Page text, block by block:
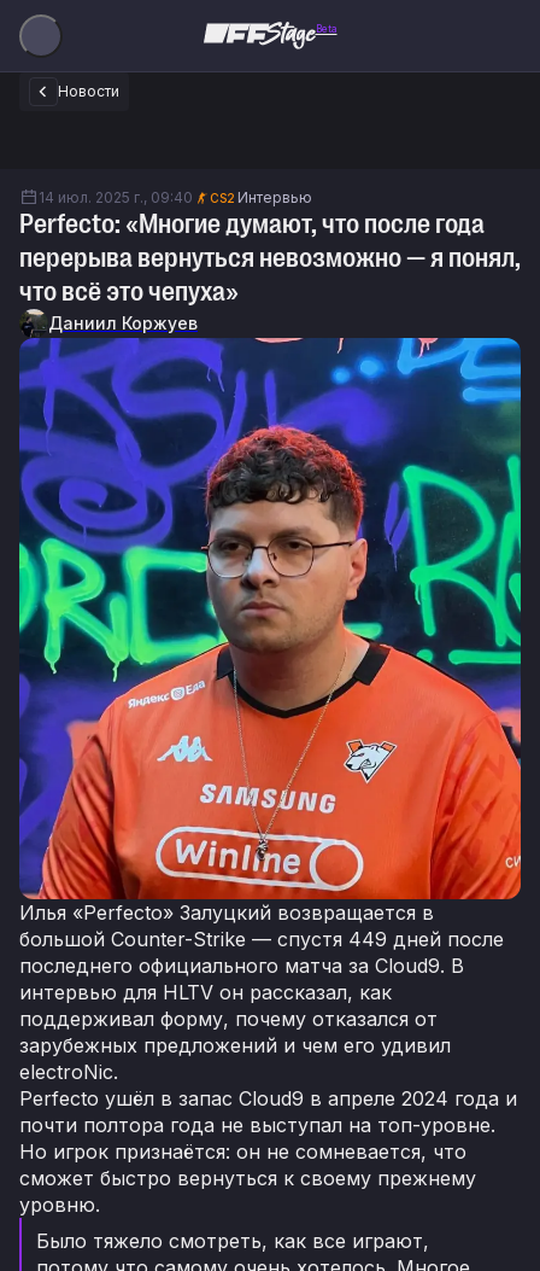
Beta
Новости
14 июл. 2025 г., 09:40 CS2 Интервью
Perfecto: «Многие думают, что после года
перерыва вернуться невозможно — я понял,
что всё это чепуха»
Даниил Коржуев
Илья «Perfecto» Залуцкий возвращается в
большой Counter-Strike — спустя 449 дней после
последнего официального матча за Cloud9. В
интервью для HLTV он рассказал, как
поддерживал форму, почему отказался от
зарубежных предложений и чем его удивил
electroNic.
Perfecto ушёл в запас Cloud9 в апреле 2024 года и
почти полтора года не выступал на топ-уровне.
Но игрок признаётся: он не сомневается, что
сможет быстро вернуться к своему прежнему
уровню.
Было тяжело смотреть, как все играют,